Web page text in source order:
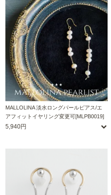
MALLOLINA 淡水ロングパールピアス/エ
アフィットイヤリング変更可[MLPB0019]
5,940円